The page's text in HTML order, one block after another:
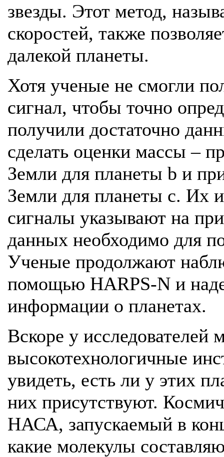
звезды. Этот метод,
скоростей, также
далекой планеты.
Хотя ученые не смогли
сигнал, чтобы точно
получили достаточно
сделать оценки массы –
Земли для планеты b и
Земли для планеты c. Их
сигналы указывают на
данных необходимо для
Ученые продолжают
помощью HARPS-N и
информации о планетах.
Вскоре у исследователей
высокотехнологичные
увидеть, есть ли у этих
них присутствуют.
НАСА, запускаемый в
какие молекулы